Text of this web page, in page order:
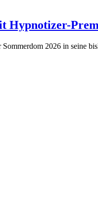
Hypnotizer-
2026 in seine